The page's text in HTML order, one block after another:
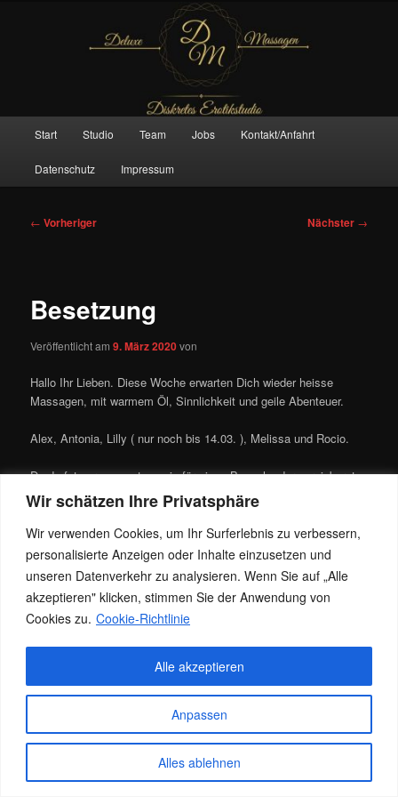
Wir schätzen Ihre Privatsphäre
Wir verwenden Cookies, um Ihr Surferlebnis zu verbessern,
personalisierte Anzeigen oder Inhalte einzusetzen und
unseren Datenverkehr zu analysieren. Wenn Sie auf „Alle
akzeptieren" klicken, stimmen Sie der Anwendung von
Cookies zu. Cookie-Richtlinie
Anpassen
Alles ablehnen
Alle akzeptieren
Deluxe Massagen And More
Start Studio Team Jobs Kontakt/Anfahrt
Datenschutz Impressum
Beitragsnavigation
← Vorheriger Nächster →
Besetzung
Veröffentlicht am9. März 2020von
Hallo Ihr Lieben. Diese Woche erwarten Dich wieder heisse
Massagen, mit warmem Öl, Sinnlichkeit und geile Abenteuer.
Alex, Antonia, Lilly ( nur noch bis 14.03. ), Melissa und Rocio.
Du darfst gerne spontan sein für einen Besuch oder vereinbarst
einen Termin unter 0151 – 17933303
Dieser Eintrag wurde vonJacky unterAllgemeinveröffentlicht. Setze
ein Lesezeichen für den
Permalink
Datenschutz Stolz präsentiert von WordPress